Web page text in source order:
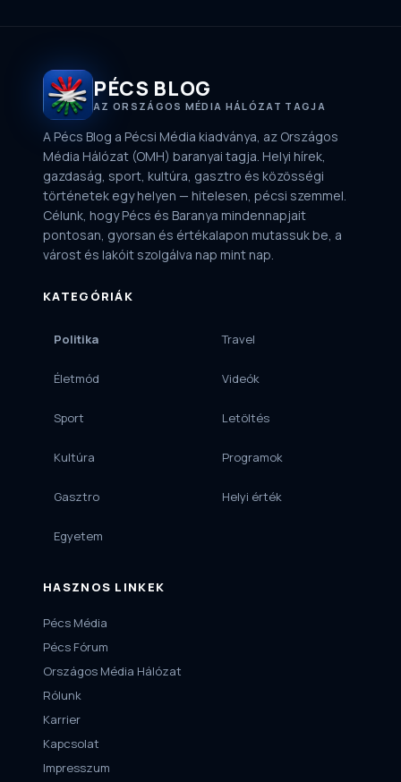
PÉCS BLOG
AZ ORSZÁGOS MÉDIA HÁLÓZAT TAGJA
A Pécs Blog a Pécsi Média kiadványa, az Országos
Média Hálózat (OMH) baranyai tagja. Helyi hírek,
gazdaság, sport, kultúra, gasztro és közösségi
történetek egy helyen — hitelesen, pécsi szemmel.
Célunk, hogy Pécs és Baranya mindennapjait
pontosan, gyorsan és értékalapon mutassuk be, a
várost és lakóit szolgálva nap mint nap.
KATEGÓRIÁK
Politika
Életmód
Sport
Kultúra
Gasztro
Egyetem
Travel
Videók
Letöltés
Programok
Helyi érték
HASZNOS LINKEK
Pécs Média
Pécs Fórum
Országos Média Hálózat
Rólunk
Karrier
Kapcsolat
Impresszum